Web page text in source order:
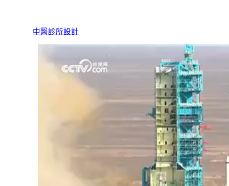
中醫診所設計